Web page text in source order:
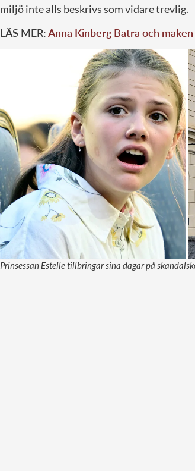
miljö inte alls beskrivs som vidare trevlig.
LÄS MER:Anna Kinberg Batra och
Prinsessan Estelle tillbringar sina dagar på